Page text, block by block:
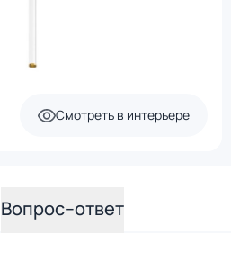
Смотреть в интерьере
Вопрос–ответ